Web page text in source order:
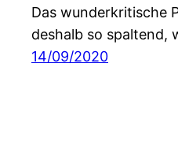
Das wunderkritische
deshalb so spaltend,
14/09/2020